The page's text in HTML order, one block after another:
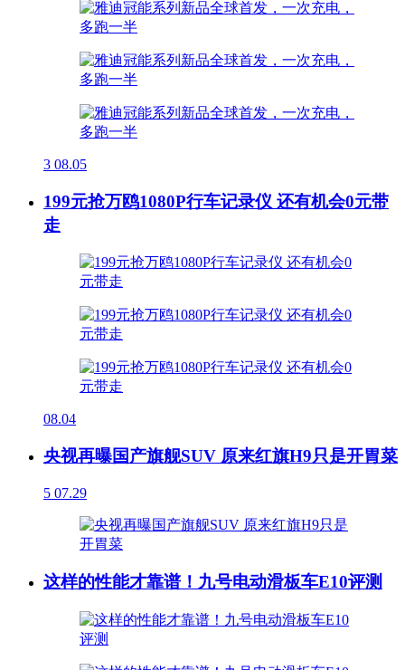
3 08.05
199元抢万鸥1080P行车记录仪 还有机会0元带
走
08.04
央视再曝国产旗舰SUV 原来红旗H9只是开胃菜
5 07.29
这样的性能才靠谱！九号电动滑板车E10评测